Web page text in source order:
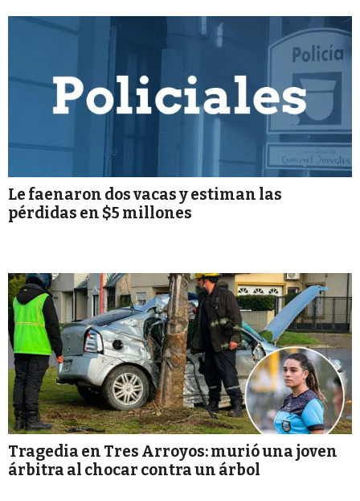
Le faenaron dos vacas y estiman las
pérdidas en $5 millones
Tragedia en Tres Arroyos: murió una joven
árbitra al chocar contra un árbol